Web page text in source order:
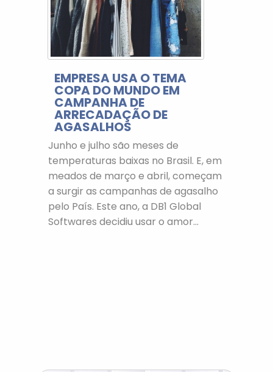
EMPRESA USA O TEMA
COPA DO MUNDO EM
CAMPANHA DE
ARRECADAÇÃO DE
AGASALHOS
Junho e julho são meses de
temperaturas baixas no Brasil. E, em
meados de março e abril, começam
a surgir as campanhas de agasalho
pelo País. Este ano, a DB1 Global
Softwares decidiu usar o amor...